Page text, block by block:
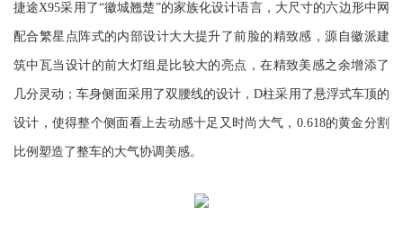
捷途X95采用了“徽城翘楚”的家族化设计语言，大尺寸的六边形中网
配合繁星点阵式的内部设计大大提升了前脸的精致感，源自徽派建
筑中瓦当设计的前大灯组是比较大的亮点，在精致美感之余增添了
几分灵动；车身侧面采用了双腰线的设计，D柱采用了悬浮式车顶的
设计，使得整个侧面看上去动感十足又时尚大气，0.618的黄金分割
比例塑造了整车的大气协调美感。